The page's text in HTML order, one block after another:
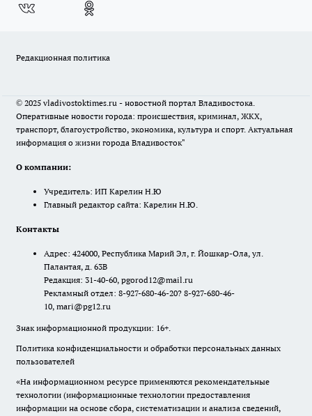
Редакционная политика
© 2025 vladivostoktimes.ru - новостной портал Владивостока.
Оперативные новости города: происшествия, криминал, ЖКХ,
транспорт, благоустройство, экономика, культура и спорт. Актуальная
информация о жизни города Владивосток"
О компании:
Учредитель: ИП Карелин Н.Ю
Главный редактор сайта: Карелин Н.Ю.
Контакты
Адрес: 424000, Республика Марий Эл, г. Йошкар-Ола, ул.
Палантая, д. 63В
Редакция: 31-40-60, pgorod12@mail.ru
Рекламный отдел: 8-927-680-46-20? 8-927-680-46-
10, mari@pg12.ru
Знак информационной продукции: 16+.
Политика конфиденциальности и обработки персональных данных
пользователей
«На информационном ресурсе применяются рекомендательные
технологии (информационные технологии предоставления
информации на основе сбора, систематизации и анализа сведений,